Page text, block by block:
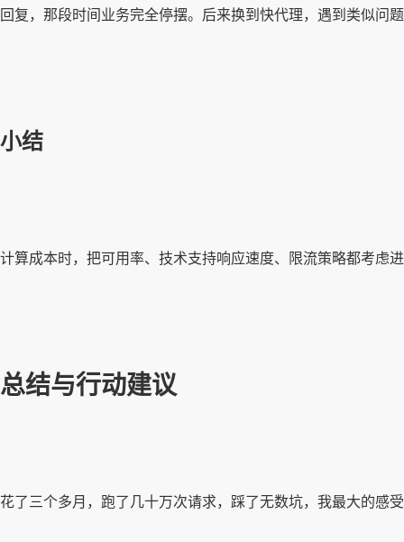
回复，那段时间业务完全停摆。后来换到快代理，遇到类似
小结
计算成本时，把可用率、技术支持响应速度、限流策略都考虑
总结与行动建议
花了三个多月，跑了几十万次请求，踩了无数坑，我最大的感